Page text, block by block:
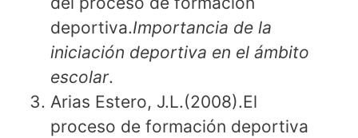
deportiva.Importancia de la
iniciación deportiva en el ámbito
escolar.
Arias Estero, J.L.(2008).El
proceso de formación deportiva